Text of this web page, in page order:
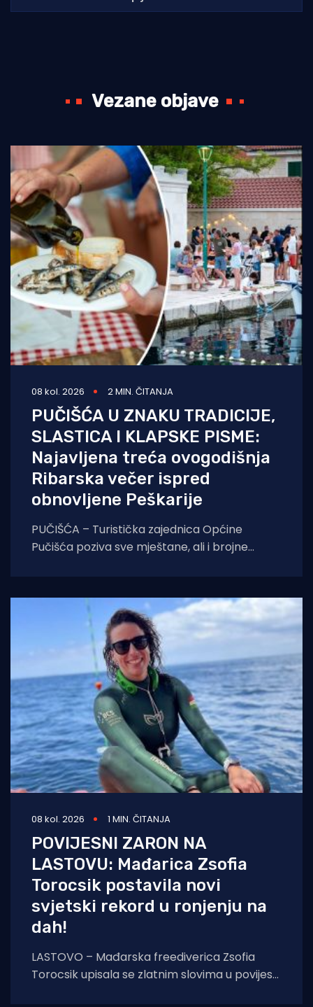
Vezane objave
08 kol. 2026 2 MIN. ČITANJA
PUČIŠĆA U ZNAKU TRADICIJE,
SLASTICA I KLAPSKE PISME:
Najavljena treća ovogodišnja
Ribarska večer ispred
obnovljene Peškarije
PUČIŠĆA – Turistička zajednica Općine
Pučišća poziva sve mještane, ali i brojne
08 kol. 2026 1 MIN. ČITANJA
POVIJESNI ZARON NA
LASTOVU: Mađarica Zsofia
Torocsik postavila novi
svjetski rekord u ronjenju na
dah!
LASTOVO – Mađarska freediverica Zsofia
Torocsik upisala se zlatnim slovima u povijest